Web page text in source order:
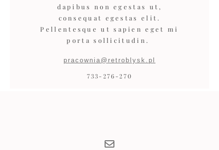
dapibus non egestas ut,
consequat egestas elit.
Pellentesque ut sapien eget mi
porta sollicitudin.
pracownia@retroblysk.pl
733-276-270